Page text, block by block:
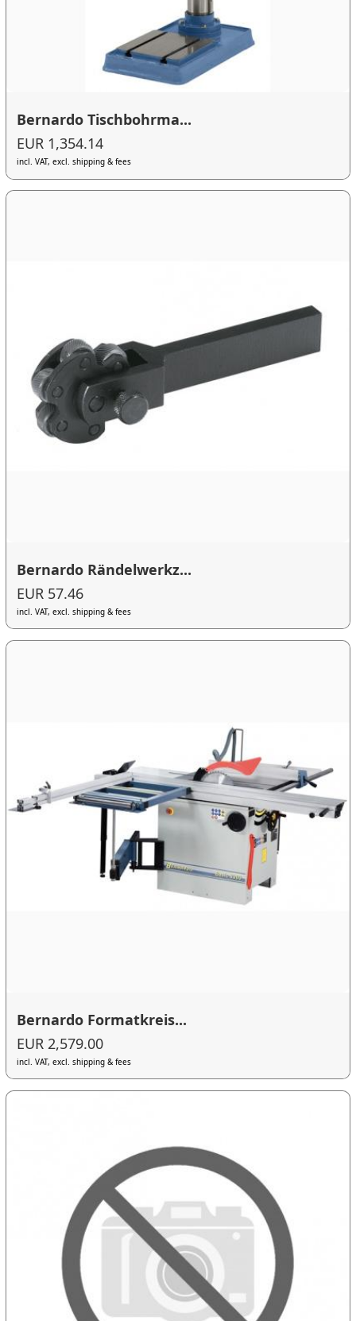
Bernardo Tischbohrma...
EUR 1,354.14
incl. VAT, excl. shipping & fees
Bernardo Rändelwerkz...
EUR 57.46
incl. VAT, excl. shipping & fees
Bernardo Formatkreis...
EUR 2,579.00
incl. VAT, excl. shipping & fees